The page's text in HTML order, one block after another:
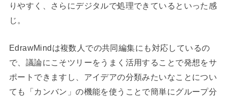
りやすく、さらにデジタルで処理できているといった感
じ。
EdrawMindは複数人での共同編集にも対応しているの
で、議論にこそツリーをうまく活用することで発想をサ
ポートできますし、アイデアの分類みたいなことについ
ても「カンバン」の機能を使うことで簡単にグループ分